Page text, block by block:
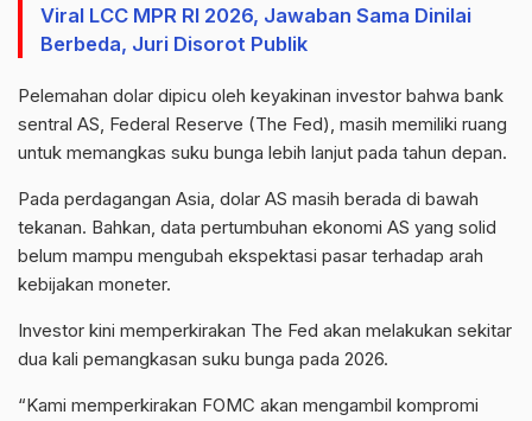
Viral LCC MPR RI 2026, Jawaban Sama Dinilai
Berbeda, Juri Disorot Publik
Pelemahan dolar dipicu oleh keyakinan investor bahwa bank
sentral AS, Federal Reserve (The Fed), masih memiliki ruang
untuk memangkas suku bunga lebih lanjut pada tahun depan.
Pada perdagangan Asia, dolar AS masih berada di bawah
tekanan. Bahkan, data pertumbuhan ekonomi AS yang solid
belum mampu mengubah ekspektasi pasar terhadap arah
kebijakan moneter.
Investor kini memperkirakan The Fed akan melakukan sekitar
dua kali pemangkasan suku bunga pada 2026.
“Kami memperkirakan FOMC akan mengambil kompromi